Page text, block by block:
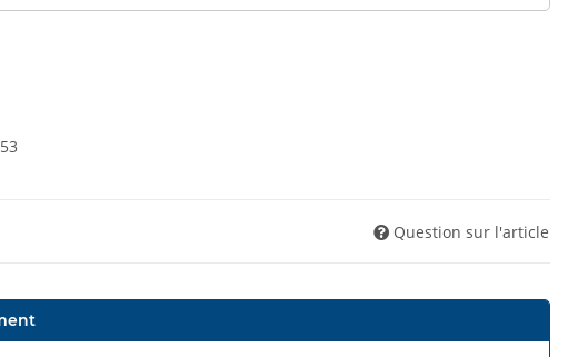
Question sur l'article